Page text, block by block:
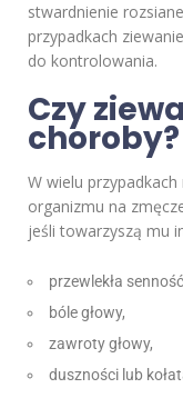
stwardnienie
przypadkach
do kontrolowania.
Czy
choroby?
W wielu
organizmu na
jeśli towarzyszą mu
przewlekła
bóle głowy,
zawroty głowy,
duszności lub